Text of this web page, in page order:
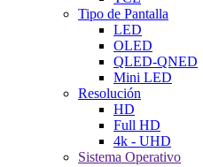
Tipo de Pantalla
LED
OLED
QLED-QNED
Mini LED
Resolución
HD
Full HD
4k - UHD
Sistema Operativo